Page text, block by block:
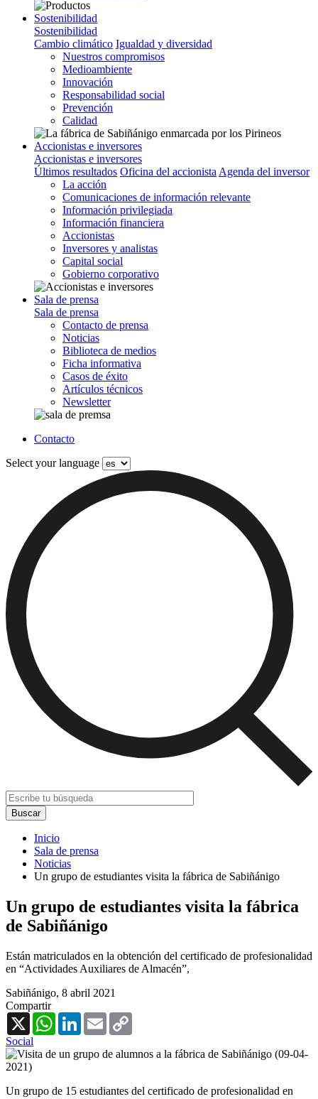
Sostenibilidad
Sostenibilidad
Cambio climático Igualdad y diversidad
Nuestros compromisos
Medioambiente
Innovación
Responsabilidad social
Prevención
Calidad
Accionistas e inversores
Accionistas e inversores
Últimos resultados Oficina del accionista Agenda del inversor
La acción
Comunicaciones de información relevante
Información privilegiada
Información financiera
Accionistas
Inversores y analistas
Capital social
Gobierno corporativo
Sala de prensa
Sala de prensa
Contacto de prensa
Noticias
Biblioteca de medios
Ficha informativa
Casos de éxito
Artículos técnicos
Newsletter
Contacto
Select your language
Inicio
Sala de prensa
Noticias
Un grupo de estudiantes visita la fábrica de Sabiñánigo
Un grupo de estudiantes visita la fábrica
de Sabiñánigo
Están matriculados en la obtención del certificado de profesionalidad
en “Actividades Auxiliares de Almacén”,
Sabiñánigo, 8 abril 2021
Compartir
X
WhatsAppLinkedInEmail
Social
Un grupo de 15 estudiantes del certificado de profesionalidad en